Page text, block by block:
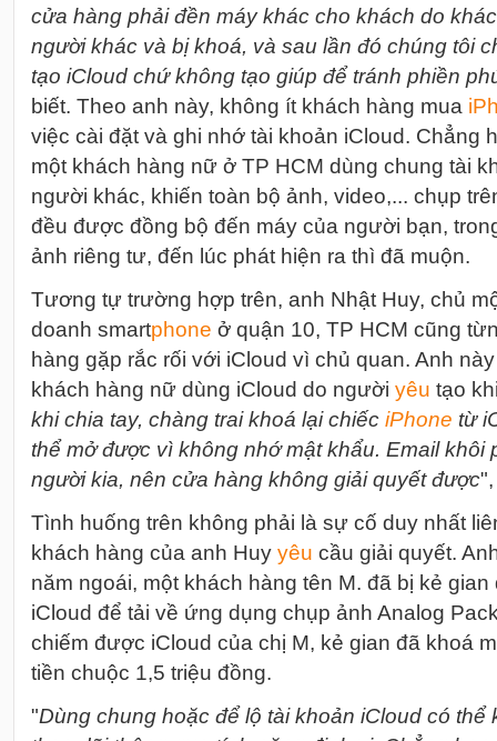
cửa hàng phải đền máy khác cho khách do
người khác và bị khoá, và sau lần đó chúng tôi
tạo iCloud chứ không tạo giúp để tránh phiền
biết. Theo anh này, không ít khách hàng mua i
việc cài đặt và ghi nhớ tài khoản iCloud. Chẳng
một khách hàng nữ ở TP HCM dùng chung tài
người khác, khiến toàn bộ ảnh, video,... chụp
đều được đồng bộ đến máy của người bạn,
ảnh riêng tư, đến lúc phát hiện ra thì đã muộn.
Tương tự trường hợp trên, anh Nhật Huy, chủ
doanh smartphone ở quận 10, TP HCM cũng
hàng gặp rắc rối với iCloud vì chủ quan. Anh
khách hàng nữ dùng iCloud do người yêu tạo
khi chia tay, chàng trai khoá lại chiếc iPhone từ
thể mở được vì không nhớ mật khẩu. Email khôi
người kia, nên cửa hàng không giải quyết được
Tình huống trên không phải là sự cố duy nhất
khách hàng của anh Huy yêu cầu giải quyết.
năm ngoái, một khách hàng tên M. đã bị kẻ
iCloud để tải về ứng dụng chụp ảnh Analog
chiếm được iCloud của chị M, kẻ gian đã khoá
tiền chuộc 1,5 triệu đồng.
"Dùng chung hoặc để lộ tài khoản iCloud có thể